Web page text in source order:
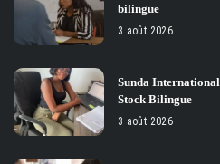
bilingue
3 août 2026
Sunda
Stock Bilingue
3 août 2026